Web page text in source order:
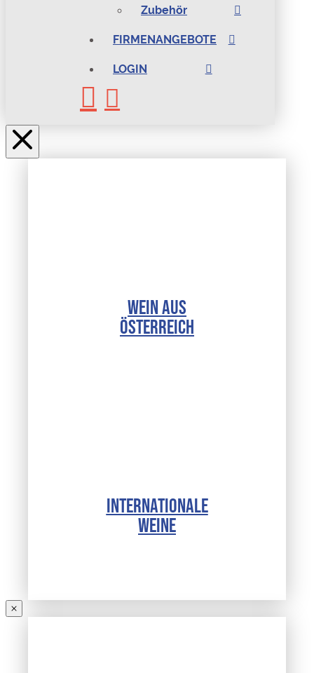
Zubehör
FIRMENANGEBOTE
LOGIN
WEIN AUS
ÖSTERREICH
INTERNATIONALE
WEINE